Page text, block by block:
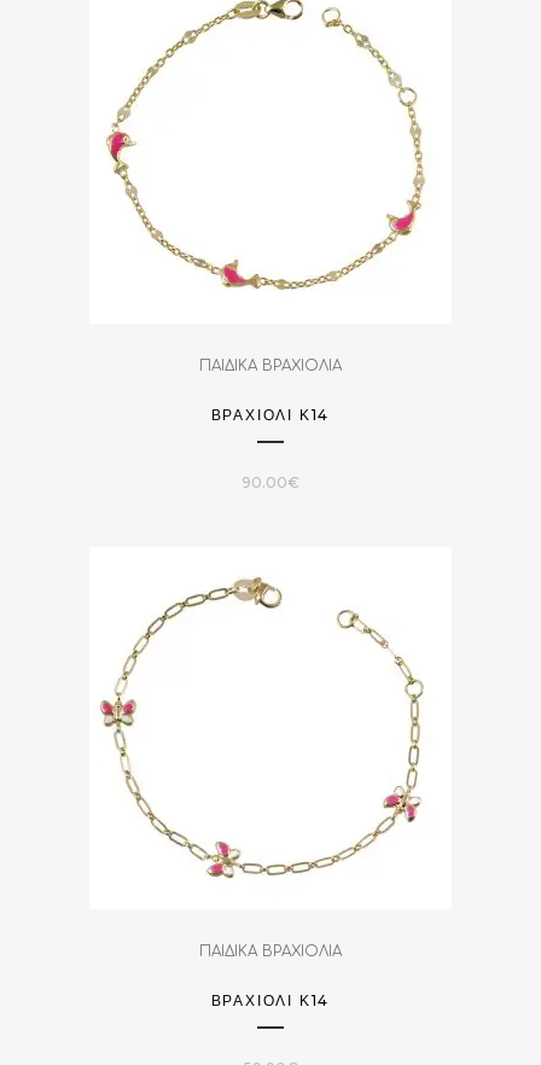
ΠΑΙΔΙΚΑ ΒΡΑΧΙΟΛΙΑ
ΒΡΑΧΙΌΛΙ Κ14
90.00€
ΠΑΙΔΙΚΑ ΒΡΑΧΙΟΛΙΑ
ΒΡΑΧΙΌΛΙ Κ14